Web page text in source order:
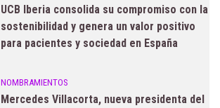
UCB Iberia consolida su compromiso con la
sostenibilidad y genera un valor positivo
para pacientes y sociedad en España
NOMBRAMIENTOS
Mercedes Villacorta, nueva presidenta del